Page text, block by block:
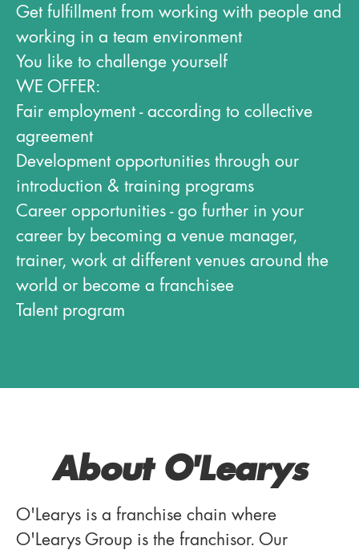
Get fulfillment from working with people and
working in a team environment
You like to challenge yourself
WE OFFER:
Fair employment - according to collective
agreement
Development opportunities through our
introduction & training programs
Career opportunities - go further in your
career by becoming a venue manager,
trainer, work at different venues around the
world or become a franchisee
Talent program
About O'Learys
O'Learys is a franchise chain where
O'Learys Group is the franchisor. Our